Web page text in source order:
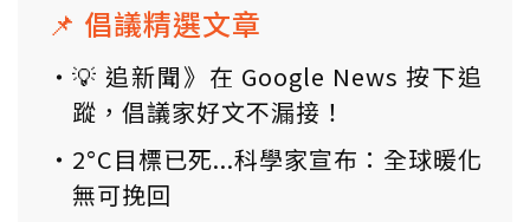
📌 倡議精選文章
💡 追新聞》在 Google News 按下追
蹤，倡議家好文不漏接！
2°C目標已死...科學家宣布：全球暖化
無可挽回